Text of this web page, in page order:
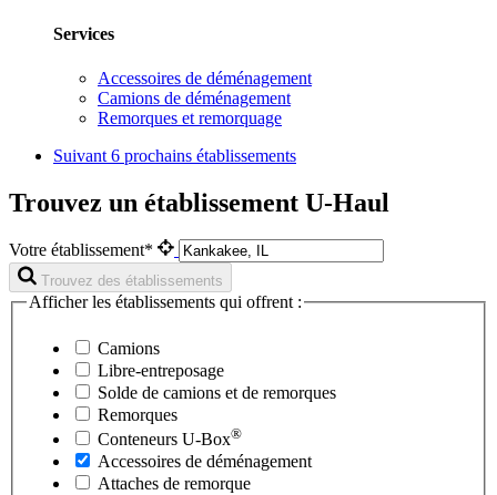
Services
Accessoires de déménagement
Camions de déménagement
Remorques et remorquage
Suivant 6 prochains établissements
Trouvez un établissement U-Haul
Votre établissement*
Trouvez des établissements
Afficher les établissements qui offrent :
Camions
Libre-entreposage
Solde de camions et de remorques
Remorques
Conteneurs U-Box®
Accessoires de déménagement
Attaches de remorque